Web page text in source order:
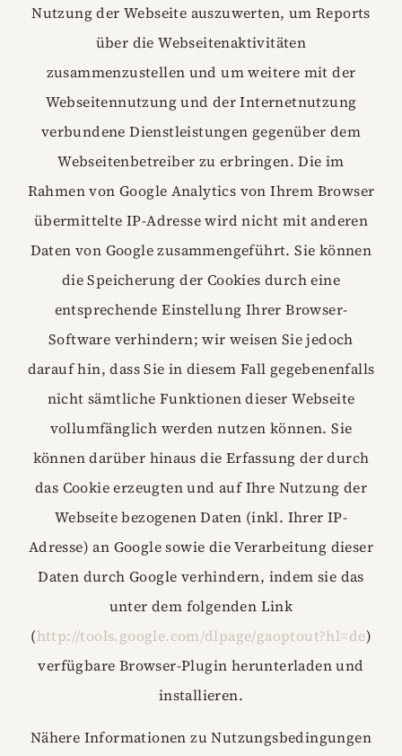
Nutzung der Webseite auszuwerten, um Reports
über die Webseitenaktivitäten
zusammenzustellen und um weitere mit der
Webseitennutzung und der Internetnutzung
verbundene Dienstleistungen gegenüber dem
Webseitenbetreiber zu erbringen. Die im
Rahmen von Google Analytics von Ihrem Browser
übermittelte IP-Adresse wird nicht mit anderen
Daten von Google zusammengeführt. Sie können
die Speicherung der Cookies durch eine
entsprechende Einstellung Ihrer Browser-
Software verhindern; wir weisen Sie jedoch
darauf hin, dass Sie in diesem Fall gegebenenfalls
nicht sämtliche Funktionen dieser Webseite
vollumfänglich werden nutzen können. Sie
können darüber hinaus die Erfassung der durch
das Cookie erzeugten und auf Ihre Nutzung der
Webseite bezogenen Daten (inkl. Ihrer IP-
Adresse) an Google sowie die Verarbeitung dieser
Daten durch Google verhindern, indem sie das
unter dem folgenden Link
(http://tools.google.com/dlpage/gaoptout?hl=de)
verfügbare Browser-Plugin herunterladen und
installieren.
Nähere Informationen zu Nutzungsbedingungen